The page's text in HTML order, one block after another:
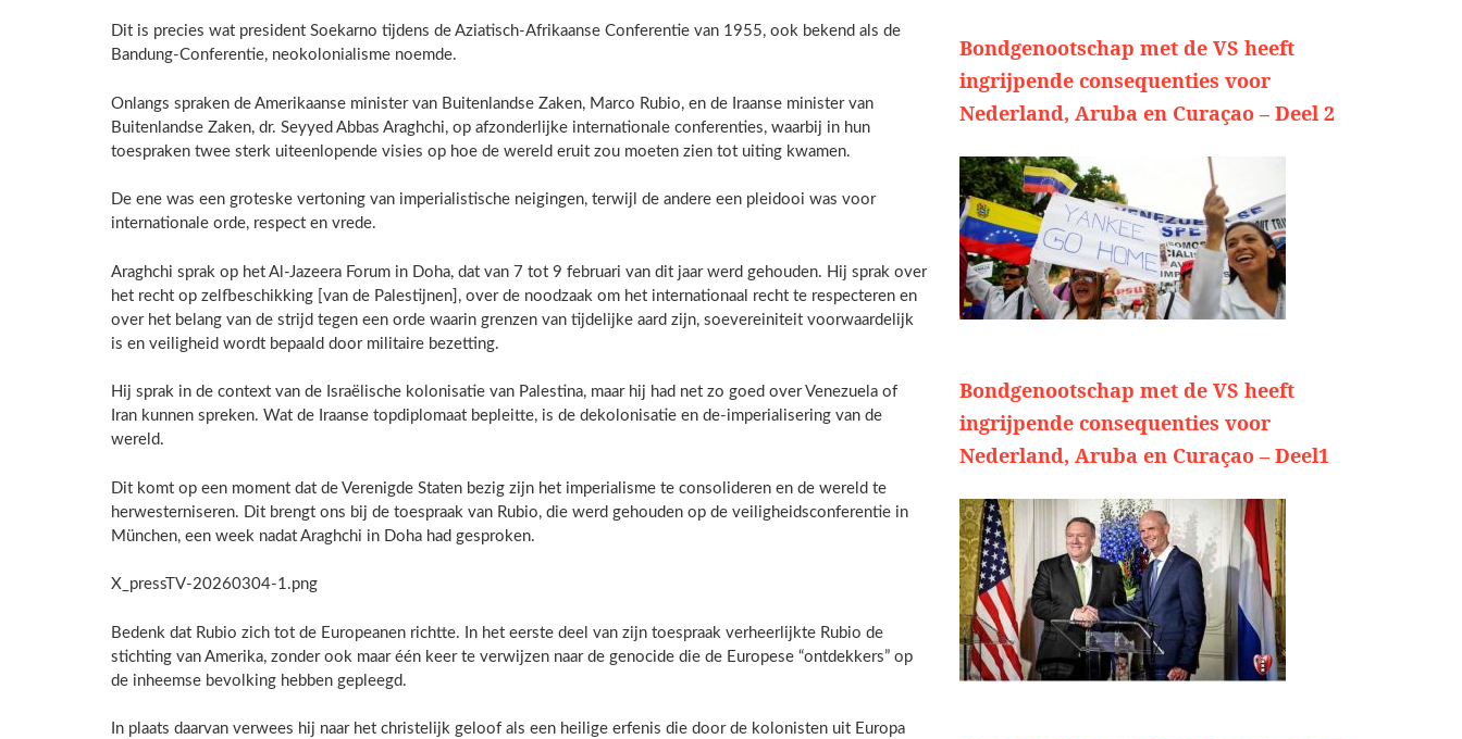
Dit is precies wat president Soekarno tijdens de Aziatisch-Afrikaanse Conferentie van 1955, ook bekend als de
Bandung-Conferentie, neokolonialisme noemde.
Onlangs spraken de Amerikaanse minister van Buitenlandse Zaken, Marco Rubio, en de Iraanse minister van
Buitenlandse Zaken, dr. Seyyed Abbas Araghchi, op afzonderlijke internationale conferenties, waarbij in hun
toespraken twee sterk uiteenlopende visies op hoe de wereld eruit zou moeten zien tot uiting kwamen.
De ene was een groteske vertoning van imperialistische neigingen, terwijl de andere een pleidooi was voor
internationale orde, respect en vrede.
Araghchi sprak op het Al-Jazeera Forum in Doha, dat van 7 tot 9 februari van dit jaar werd gehouden. Hij sprak over
het recht op zelfbeschikking [van de Palestijnen], over de noodzaak om het internationaal recht te respecteren en
over het belang van de strijd tegen een orde waarin grenzen van tijdelijke aard zijn, soevereiniteit voorwaardelijk
is en veiligheid wordt bepaald door militaire bezetting.
Hij sprak in de context van de Israëlische kolonisatie van Palestina, maar hij had net zo goed over Venezuela of
Iran kunnen spreken. Wat de Iraanse topdiplomaat bepleitte, is de dekolonisatie en de-imperialisering van de
wereld.
Dit komt op een moment dat de Verenigde Staten bezig zijn het imperialisme te consolideren en de wereld te
herwesterniseren. Dit brengt ons bij de toespraak van Rubio, die werd gehouden op de veiligheidsconferentie in
München, een week nadat Araghchi in Doha had gesproken.
X_pressTV-20260304-1.png
Bedenk dat Rubio zich tot de Europeanen richtte. In het eerste deel van zijn toespraak verheerlijkte Rubio de
stichting van Amerika, zonder ook maar één keer te verwijzen naar de genocide die de Europese “ontdekkers” op
de inheemse bevolking hebben gepleegd.
In plaats daarvan verwees hij naar het christelijk geloof als een heilige erfenis die door de kolonisten uit Europa
Bondgenootschap met de VS heeft
ingrijpende consequenties voor
Nederland, Aruba en Curaçao – Deel 2
Bondgenootschap met de VS heeft
ingrijpende consequenties voor
Nederland, Aruba en Curaçao – Deel1